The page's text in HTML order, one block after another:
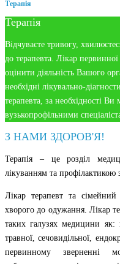
Терапія
Терапія
Відчуваєте тривогу,
до терапевта. Лікар
оцінити діяльність Вашого
необхідні лікувально-
терапевта, за необхідності
вузькопрофільними
З НАМИ ЗДОРОВ'Я!
Терапія – це розділ
лікуванням та профілактикою
Лікар терапевт та
хворого до одужання. Лікар
таких галузях медицини як:
травної, сечовидільної,
первинному зверненні